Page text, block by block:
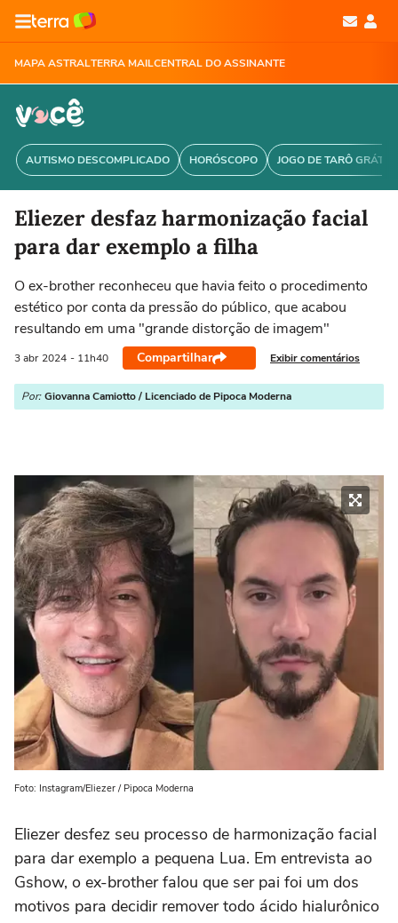
MAPA ASTRALTERRA MAILCENTRAL DO ASSINANTE
AUTISMO DESCOMPLICADO HORÓSCOPO JOGO DE TARÔ GRÁTIS
Eliezer desfaz harmonização facial
para dar exemplo a filha
O ex-brother reconheceu que havia feito o procedimento
estético por conta da pressão do público, que acabou
resultando em uma "grande distorção de imagem"
3 abr 2024 - 11h40 Compartilhar Exibir comentários
Por: Giovanna Camiotto / Licenciado de Pipoca Moderna
Foto: Instagram/Eliezer / Pipoca Moderna
Eliezer desfez seu processo de harmonização facial
para dar exemplo a pequena Lua. Em entrevista ao
Gshow, o ex-brother falou que ser pai foi um dos
motivos para decidir remover todo ácido hialurônico